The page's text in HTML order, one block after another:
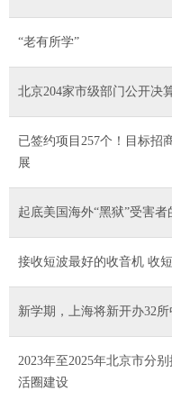
“老有所学”
北京204家市级部门公开决
已签约项目257个！目标招
展
起底美国海外“黑狱”受害者
接收短波最好的收音机 收
新学期，上海将新开办32
2023年至2025年北京市分
活圈建设